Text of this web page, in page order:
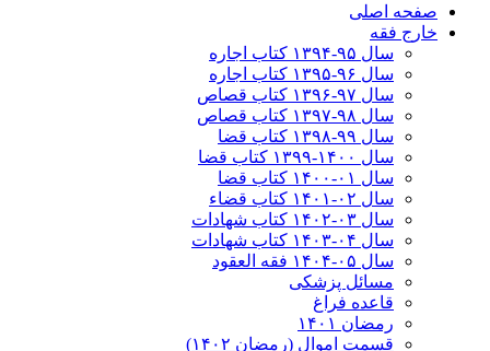
صفحه اصلی
خارج فقه
سال ۹۵-۱۳۹۴ کتاب اجاره
سال ۹۶-۱۳۹۵ کتاب اجاره
سال ۹۷-۱۳۹۶ کتاب قصاص
سال ۹۸-۱۳۹۷ کتاب قصاص
سال ۹۹-۱۳۹۸‍ کتاب قضا
سال ۱۴۰۰-۱۳۹۹ کتاب قضا
سال ۰۱-۱۴۰۰ کتاب قضا
سال ۰۲-۱۴۰۱ کتاب قضاء
سال ۰۳-۱۴۰۲ کتاب شهادات
سال ۰۴-۱۴۰۳ کتاب شهادات
سال ۰۵-۱۴۰۴ فقه العقود
مسائل پزشکی
قاعده فراغ
رمضان ۱۴۰۱
قسمت اموال (رمضان ۱۴۰۲)